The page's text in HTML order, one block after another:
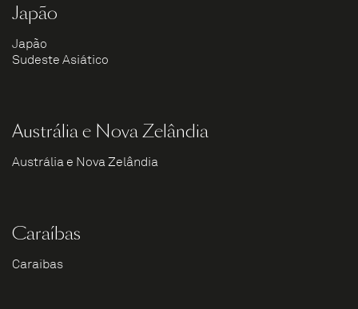
Japão
Japão
Sudeste Asiático
Austrália e Nova Zelândia
Austrália e Nova Zelândia
Caraíbas
Caraíbas